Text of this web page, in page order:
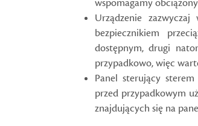
wspomagamy
Urządzenie
bezpiecznikiem
dostępnym, drugi
przypadkowo, więc
Panel sterujący
przed przypadkowym
znajdujących się na